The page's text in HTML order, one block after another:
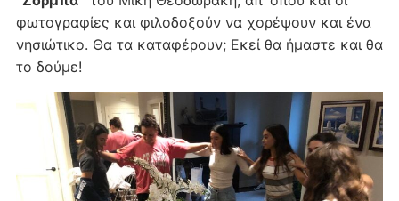
φωτογραφίες και φιλοδοξούν να χορέψουν και ένα
νησιώτικο. Θα τα καταφέρουν; Εκεί θα ήμαστε και θα
το δούμε!